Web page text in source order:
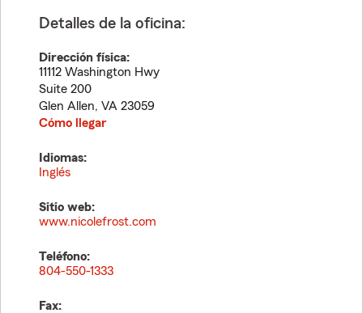
Detalles de la oficina:
Dirección física:
11112 Washington Hwy
Suite 200
Glen Allen, VA 23059
Cómo llegar
Idiomas:
Inglés
Sitio web:
www.nicolefrost.com
Teléfono:
804-550-1333
Fax: